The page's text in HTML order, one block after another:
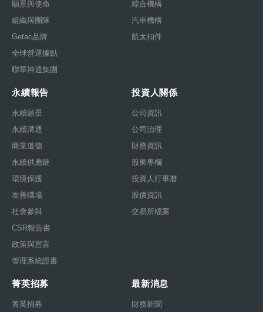
願景與使命
組織與團隊
Getac品牌
全球營運據點
聯華神通集團
綜合機構
汽車機構
航太扣件
永續報告
永續願景
永續溝通
商業道德
永續供應鏈
環境保護
友善職場
社會參與
CSR報告書
政策與宣言
管理系統證書
投資人關係
公司資訊
公司治理
財務資訊
股東專欄
投資人行事曆
股價資訊
交易所檔案
菁英招募
菁英招募
最新消息
財務新聞